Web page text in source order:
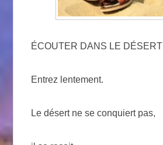
ÉCOUTER DANS LE DÉSERT
Entrez lentement.
Le désert ne se conquiert pas,